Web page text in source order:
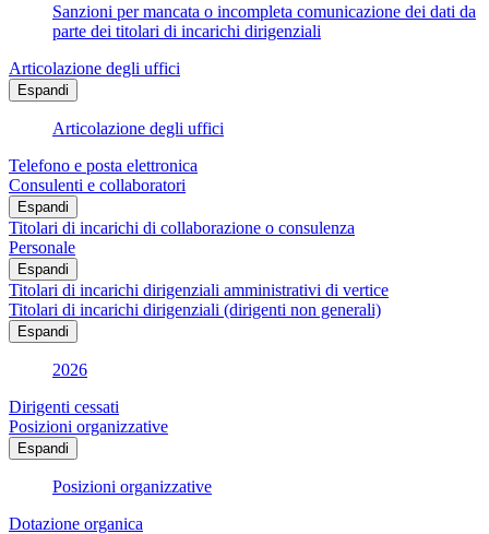
Sanzioni per mancata o incompleta comunicazione dei dati da
parte dei titolari di incarichi dirigenziali
Articolazione degli uffici
Espandi
Articolazione degli uffici
Telefono e posta elettronica
Consulenti e collaboratori
Espandi
Titolari di incarichi di collaborazione o consulenza
Personale
Espandi
Titolari di incarichi dirigenziali amministrativi di vertice
Titolari di incarichi dirigenziali (dirigenti non generali)
Espandi
2026
Dirigenti cessati
Posizioni organizzative
Espandi
Posizioni organizzative
Dotazione organica